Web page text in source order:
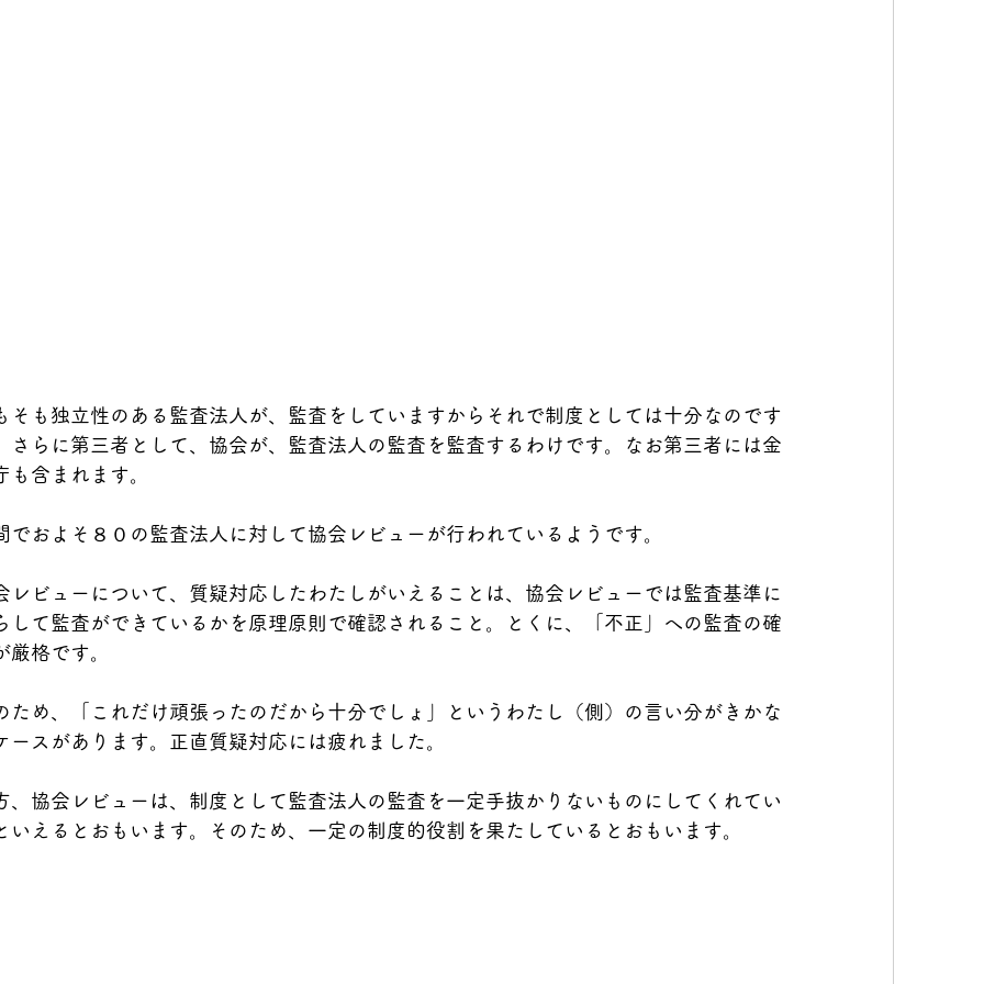
そも独立性のある監査法人が、監査をしていますからそれで制度としては十分なのです
さらに第三者として、協会が、監査法人の監査を監査するわけです。なお第三者には金
も含まれます。
でおよそ８０の監査法人に対して協会レビューが行われているようです。
レビューについて、質疑対応したわたしがいえることは、協会レビューでは監査基準に
して監査ができているかを原理原則で確認されること。とくに、「不正」への監査の確
厳格です。
ため、「これだけ頑張ったのだから十分でしょ」というわたし（側）の言い分がきかな
ースがあります。正直質疑対応には疲れました。
、協会レビューは、制度として監査法人の監査を一定手抜かりないものにしてくれてい
いえるとおもいます。そのため、一定の制度的役割を果たしているとおもいます。